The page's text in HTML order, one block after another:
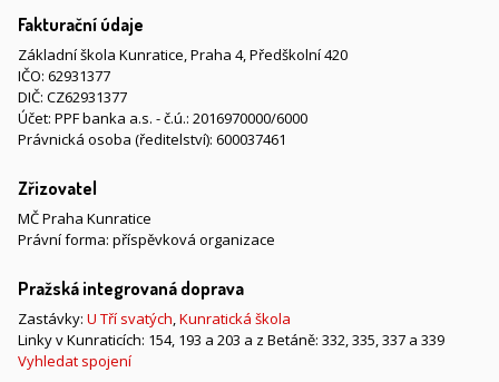
Fakturační údaje
Základní škola Kunratice, Praha 4, Předškolní 420
IČO: 62931377
DIČ: CZ62931377
Účet: PPF banka a.s. - č.ú.: 2016970000/6000
Právnická osoba (ředitelství): 600037461
Zřizovatel
MČ Praha Kunratice
Právní forma: příspěvková organizace
Pražská integrovaná doprava
Zastávky: U Tří svatých,Kunratická škola
Linky v Kunraticích: 154, 193 a 203 a z Betáně: 332, 335, 337 a 339
Vyhledat spojení